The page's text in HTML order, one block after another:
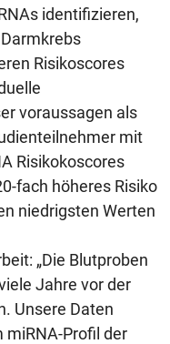
identifizieren,
Risikoscores
voraussagen als
mit
Risikokoscores
fach höheres Risiko
niedrigsten Werten
„Die Blutproben
Jahre vor der
Unsere Daten
miRNA-Profil der